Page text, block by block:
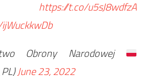
https://t.co/u5sJ8wdfzA
Obrony Narodowej
June 23, 2022